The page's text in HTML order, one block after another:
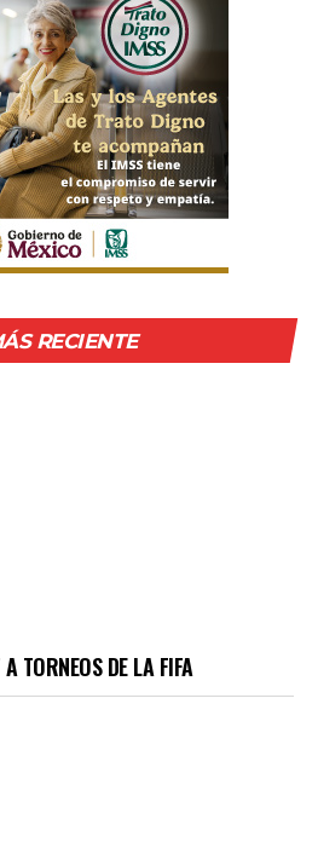
RECIENTE
TORNEOS DE LA FIFA